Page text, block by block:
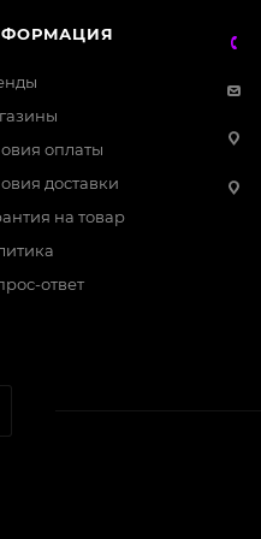
оплаты
доставки
на товар
ответ